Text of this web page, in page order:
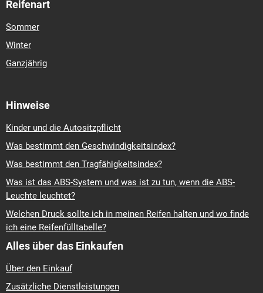
Reifenart
Sommer
Winter
Ganzjährig
Hinweise
Kinder und die Autositzpflicht
Was bestimmt den Geschwindigkeitsindex?
Was bestimmt den Tragfähigkeitsindex?
Was ist das ABS-System und was ist zu tun, wenn die ABS-
Leuchte leuchtet?
Welchen Druck sollte ich in meinen Reifen halten und wo finde
ich eine Reifenfülltabelle?
Alles über das Einkaufen
Über den Einkauf
Zusätzliche Dienstleistungen